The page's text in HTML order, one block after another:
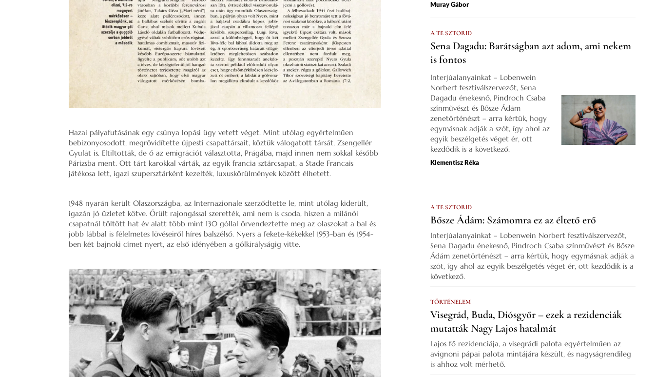
Hazai pályafutásának egy csúnya lopási ügy vetett véget. Mint utólag egyértelműen
bebizonyosodott, megrövidítette újpesti csapattársait, köztük válogatott társát, Zsengellér
Gyulát is. Eltiltották, de ő az emigrációt választotta, Prágába, majd innen nem sokkal később
Párizsba ment. Ott tárt karokkal várták, az egyik francia sztárcsapat, a Stade Francais
játékosa lett, igazi szupersztárként kezelték, luxuskörülmények között élhetett.
1948 nyarán került Olaszországba, az Internazionale szerződtette le, mint utólag kiderült,
igazán jó üzletet kötve. Őrült rajongással szerették, ami nem is csoda, hiszen a milánói
csapatnál töltött hat év alatt több mint 130 góllal örvendeztette meg az olaszokat a bal és
jobb lábbal is félelmetes lövéseiről híres balszélső. Nyers a fekete-kékekkel 1953-ban és 1954-
ben két bajnoki címet nyert, az első idényében a gólkirályságig vitte.
Muray Gábor
A TE SZTORID
Sena Dagadu: Barátságban azt adom, ami nekem
is fontos
Interjúalanyainkat – Lobenwein
Norbert fesztiválszervezőt, Sena
Dagadu énekesnő, Pindroch Csaba
színművészt és Bősze Ádám
zenetörténészt – arra kértük, hogy
egymásnak adják a szót, így ahol az
egyik beszélgetés véget ér, ott
kezdődik is a következő.
Klementisz Réka
A TE SZTORID
Bősze Ádám: Számomra ez az éltető erő
Interjúalanyainkat – Lobenwein Norbert fesztiválszervezőt,
Sena Dagadu énekesnő, Pindroch Csaba színművészt és Bősze
Ádám zenetörténészt – arra kértük, hogy egymásnak adják a
szót, így ahol az egyik beszélgetés véget ér, ott kezdődik is a
következő.
TÖRTÉNELEM
Visegrád, Buda, Diósgyőr – ezek a rezidenciák
mutatták Nagy Lajos hatalmát
Lajos fő rezidenciája, a visegrádi palota egyértelműen az
avignoni pápai palota mintájára készült, és nagyságrendileg
is ahhoz volt mérhető.